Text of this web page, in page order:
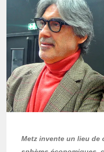
Metz invente un lieu de